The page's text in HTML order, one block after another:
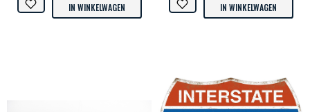
IN WINKELWAGEN IN WINKELWAGEN